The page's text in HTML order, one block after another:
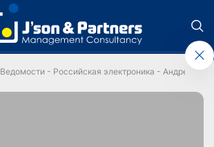
Ведомости - Российская электроника - Андрей